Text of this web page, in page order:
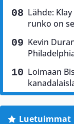
Lähde:
runko on
Kevin
Loimaan
Luetuimmat